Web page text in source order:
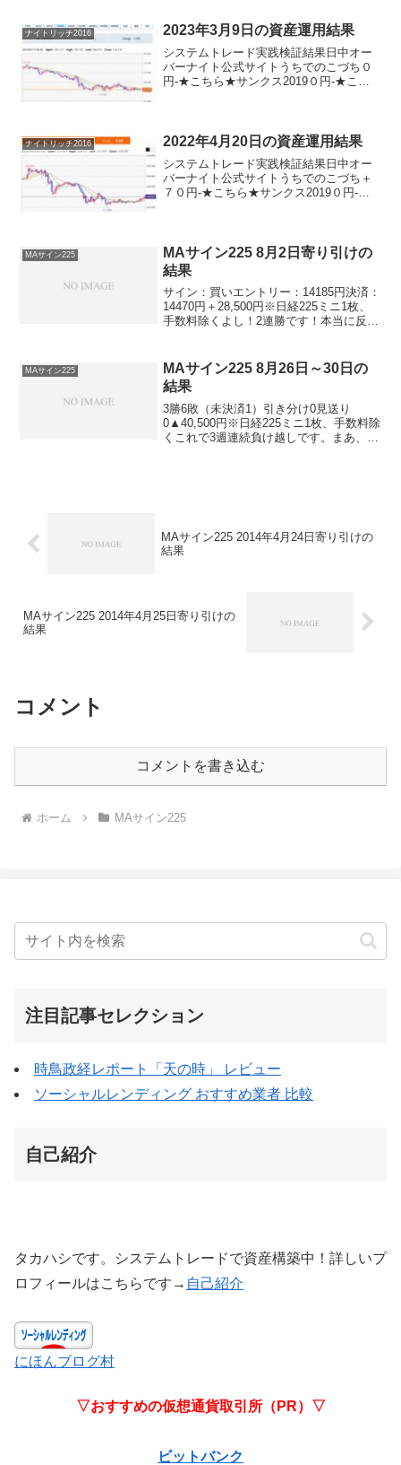
の下げは激しすぎますね。。。
ナイトリッチ2016 2023年3月9日の資産運用結果
システムトレード実践検証結果日中オー
バーナイト公式サイトうちでのこづち０
円-★こちら★サンクス2019０円-★こち
ナイトリッチ2016 2022年4月20日の資産運用結果
システムトレード実践検証結果日中オー
バーナイト公式サイトうちでのこづち＋
７０円-★こちら★サンクス2019０円-★
MAサイン225
MAサイン225 8月2日寄り引けの
結果
サイン：買いエントリー：14185円決済：
14470円＋28,500円※日経225ミニ1枚、
手数料除くよし！2連勝です！本当に反撃
MAサイン225
MAサイン225 8月26日～30日の
結果
3勝6敗（未決済1）引き分け0見送り
0▲40,500円※日経225ミニ1枚、手数料除
くこれで3週連続負け越しです。まあ、こ
MAサイン225 2014年4月24日寄り引けの
結果
MAサイン225 2014年4月25日寄り引けの
結果
コメント
コメントを書き込む
ホーム MAサイン225
注目記事セレクション
時鳥政経レポート「天の時」 レビュー
ソーシャルレンディング おすすめ業者 比較
自己紹介
タカハシです。システムトレードで資産構築中！詳しいプ
ロフィールはこちらです→ 自己紹介
にほんブログ村
▽おすすめの仮想通貨取引所（PR）▽
ビットバンク